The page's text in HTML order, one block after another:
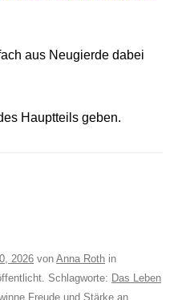
aus Neugierde dabei
Hauptteils geben.
2026 von Anna Roth in
Schlagworte: Das Leben
Freude und Stärke an